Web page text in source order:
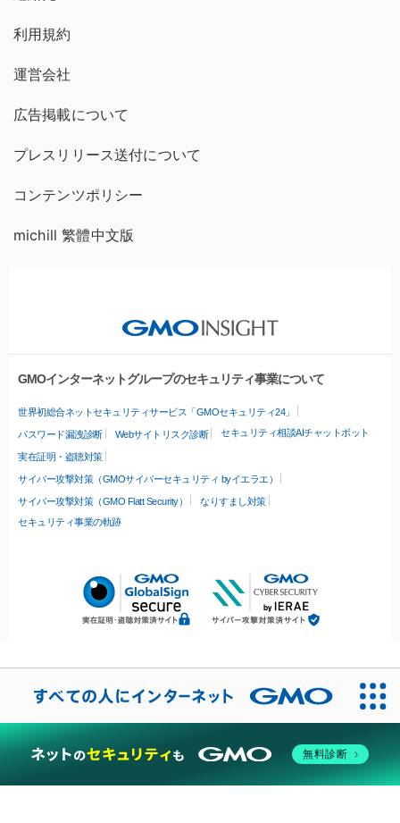
利用規約
運営会社
広告掲載について
プレスリリース送付について
コンテンツポリシー
michill 繁體中文版
GMOインターネットグループのセキュリティ事業について
世界初総合ネットセキュリティサービス「GMOセキュリティ24」
パスワード漏洩診断 Webサイトリスク診断 セキュリティ相談AIチャットボット
実在証明・盗聴対策
サイバー攻撃対策（GMOサイバーセキュリティ byイエラエ）
サイバー攻撃対策（GMO Flatt Security）
なりすまし対策
セキュリティ事業の軌跡
無料診断